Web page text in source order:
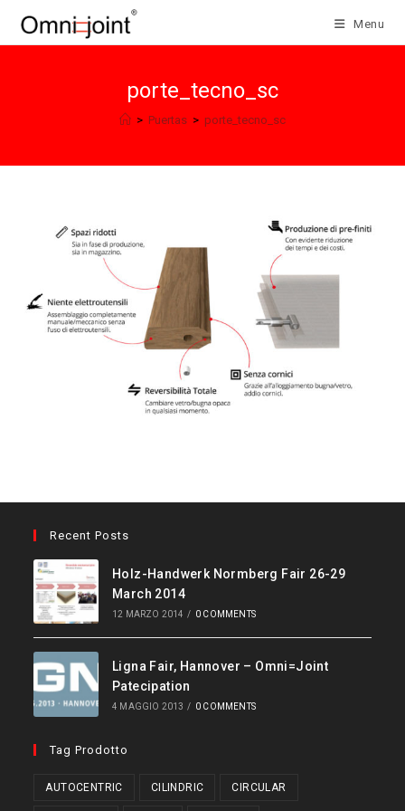
Menu
porte_tecno_sc
> Puertas > porte_tecno_sc
Recent Posts
Holz-Handwerk Normberg Fair 26-29
March 2014
12 MARZO 2014 / 0 COMMENTS
Ligna Fair, Hannover – Omni=Joint
Patecipation
4 MAGGIO 2013 / 0 COMMENTS
Tag Prodotto
AUTOCENTRIC CILINDRIC CIRCULAR